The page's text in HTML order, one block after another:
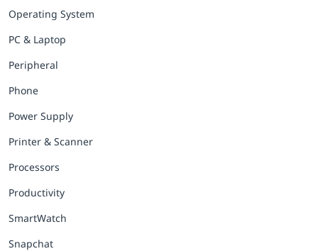
Operating System
PC & Laptop
Peripheral
Phone
Power Supply
Printer & Scanner
Processors
Productivity
SmartWatch
Snapchat